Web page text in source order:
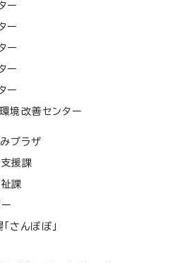
ー
ー
ー
ー
ー
境改善センター
プラザ
援課
課
さんぽぽ」